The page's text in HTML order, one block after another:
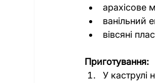
арахісове
ванільний
вівсяні
Приготування:
У каструлі